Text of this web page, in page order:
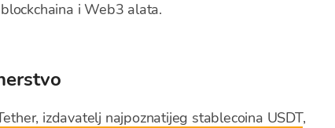
i Web3 alata.
izdavatelj najpoznatijeg stablecoina USDT,